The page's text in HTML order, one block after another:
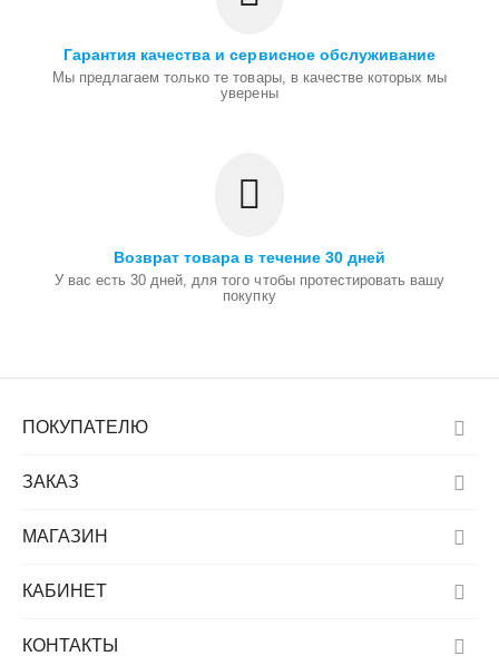
Гарантия качества и сервисное обслуживание
Мы предлагаем только те товары, в качестве которых мы
уверены
Возврат товара в течение 30 дней
У вас есть 30 дней, для того чтобы протестировать вашу
покупку
ПОКУПАТЕЛЮ
ЗАКАЗ
МАГАЗИН
КАБИНЕТ
КОНТАКТЫ